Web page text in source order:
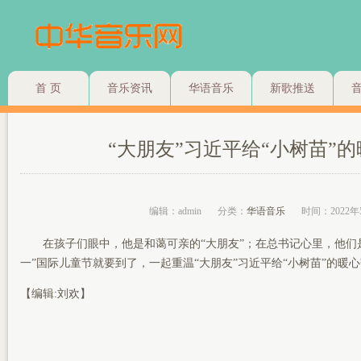
首 页 音乐资讯 华语音乐 新歌推送
“大朋友”习近平给“小树苗”
编辑：admin 分类： 华语音乐 时间：2022
在孩子们眼中，他是和蔼可亲的“大朋友”；在总书记心里，他们
一”国际儿童节就要到了，一起重温“大朋友”习近平给“小树苗”的暖
【编辑:刘欢】